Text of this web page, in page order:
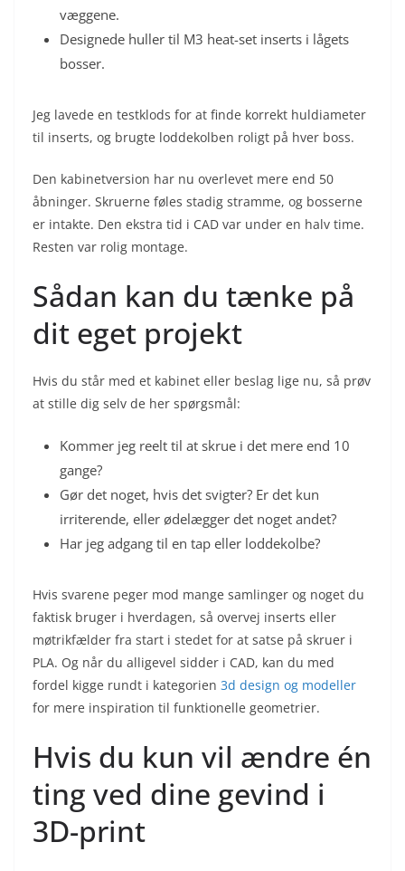
væggene.
Designede huller til M3 heat-set inserts i lågets
bosser.
Jeg lavede en testklods for at finde korrekt huldiameter
til inserts, og brugte loddekolben roligt på hver boss.
Den kabinetversion har nu overlevet mere end 50
åbninger. Skruerne føles stadig stramme, og bosserne
er intakte. Den ekstra tid i CAD var under en halv time.
Resten var rolig montage.
Sådan kan du tænke på
dit eget projekt
Hvis du står med et kabinet eller beslag lige nu, så prøv
at stille dig selv de her spørgsmål:
Kommer jeg reelt til at skrue i det mere end 10
gange?
Gør det noget, hvis det svigter? Er det kun
irriterende, eller ødelægger det noget andet?
Har jeg adgang til en tap eller loddekolbe?
Hvis svarene peger mod mange samlinger og noget du
faktisk bruger i hverdagen, så overvej inserts eller
møtrikfælder fra start i stedet for at satse på skruer i
PLA. Og når du alligevel sidder i CAD, kan du med
fordel kigge rundt i kategorien 3d design og modeller
for mere inspiration til funktionelle geometrier.
Hvis du kun vil ændre én
ting ved dine gevind i
3D-print